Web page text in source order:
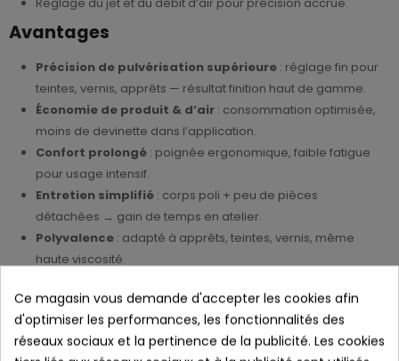
Avantages
Précision de pulvérisation supérieure : réglage fin pour
teintes, vernis, apprêts — résultat finition haut de gamme.
Économie de produit & d’air : consommation optimisée,
moins de devinette dans l’application.
Confort prolongé : poignée ergonomique, faible fatigue
pour usage intensif.
Entretien simplifié : corps poli + peu de pièces
détachées → gain de temps en atelier.
Polyvalence : adapté à apprêts, teintes, vernis, même
haute viscosité.
Applications recommandées
Ateliers carrosserie automobile : teinte & vernis de
précision.
Ce magasin vous demande d'accepter les cookies afin
d'optimiser les performances, les fonctionnalités des
réseaux sociaux et la pertinence de la publicité. Les cookies